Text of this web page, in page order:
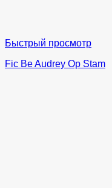
Быстрый просмотр
Fic Be Audrey Op Stam